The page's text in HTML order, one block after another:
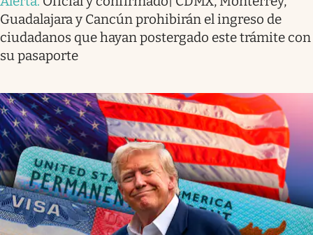
Guadalajara y Cancún prohibirán el ingreso de
ciudadanos que hayan postergado este trámite con
su pasaporte